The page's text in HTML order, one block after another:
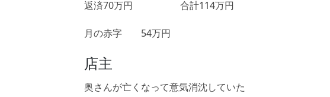
返済70万円 合計114万円
月の赤字 54万円
店主
奥さんが亡くなって意気消沈していた